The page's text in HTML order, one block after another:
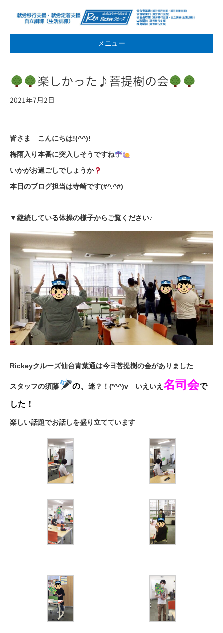
メニュー
楽しかった♪菩提樹の会
2021年7月2日
皆さま こんにちは!(^^)!
梅雨入り本番に突入しそうですね
いかがお過ごしでしょうか
本日のブログ担当は寺崎です(#^.^#)
▼継続している体操の様子からご覧ください♪
Rickeyクルーズ仙台青葉通は今日菩提樹の会がありました
スタッフの須藤 の、迷？！(*^^)v いえいえ名司会で
した！
楽しい話題でお話しを盛り立てています